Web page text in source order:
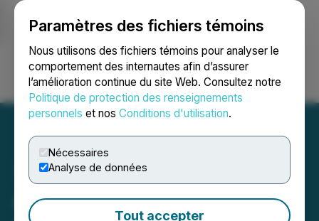
Paramètres des fichiers témoins
Nous utilisons des fichiers témoins pour analyser le
comportement des internautes afin d’assurer
l’amélioration continue du site Web. Consultez notre
Politique de protection des renseignements
personnels et nos Conditions d'utilisation.
Nécessaires
Analyse de données
Tout accepter
Ouvrir une session Recherche English
ArcWest Exploration Inc.